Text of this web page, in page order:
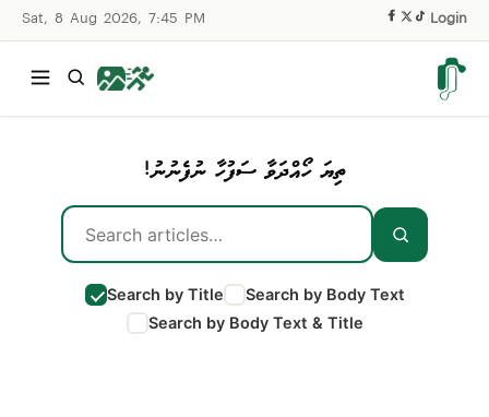
Sat, 8 Aug 2026, 7:45 PM Login
ތިޔަ ހޯއްދަވާ ސަފުހާ ނުފެނުނު!
Search by Title
Search by Body Text
Search by Body Text & Title